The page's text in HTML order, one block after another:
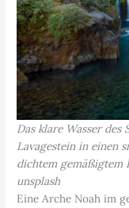
Das klare Wasser
Lavagestein in einen
dichtem
unsplash
Eine Arche Noah im